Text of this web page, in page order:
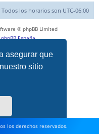
asegurar que
sitio
Todos los horarios son UTC-06:00
© phpBB Limited
phpBB España
los derechos reservados.